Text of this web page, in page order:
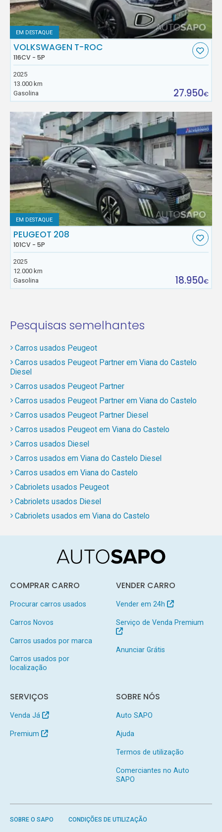
EM DESTAQUE
VOLKSWAGEN T-ROC
116CV - 5P
2025
13.000 km
Gasolina
27.950€
EM DESTAQUE
PEUGEOT 208
101CV - 5P
2025
12.000 km
Gasolina
18.950€
Pesquisas semelhantes
Carros usados Peugeot
Carros usados Peugeot Partner em Viana do Castelo
Diesel
Carros usados Peugeot Partner
Carros usados Peugeot Partner em Viana do Castelo
Carros usados Peugeot Partner Diesel
Carros usados Peugeot em Viana do Castelo
Carros usados Diesel
Carros usados em Viana do Castelo Diesel
Carros usados em Viana do Castelo
Cabriolets usados Peugeot
Cabriolets usados Diesel
Cabriolets usados em Viana do Castelo
COMPRAR CARRO
Procurar carros usados
Carros Novos
Carros usados por marca
Carros usados por
localização
VENDER CARRO
Vender em 24h
Serviço de Venda Premium
Anunciar Grátis
SERVIÇOS
Venda Já
Premium
SOBRE NÓS
Auto SAPO
Ajuda
Termos de utilização
Comerciantes no Auto
SAPO
SOBRE O SAPO CONDIÇÕES DE UTILIZAÇÃO